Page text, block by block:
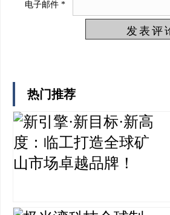
电子邮件 *
热门推荐